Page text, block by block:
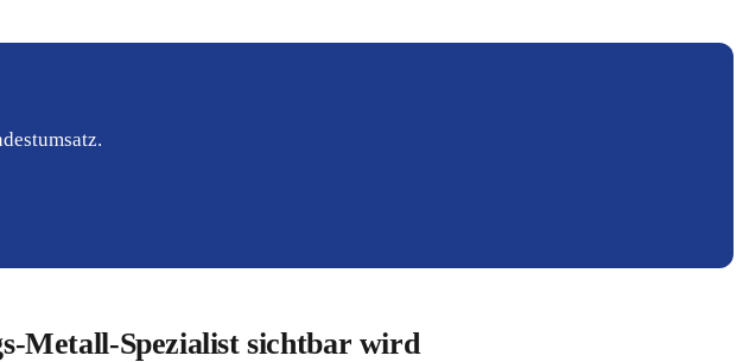
Metall-Spezialist sichtbar wird